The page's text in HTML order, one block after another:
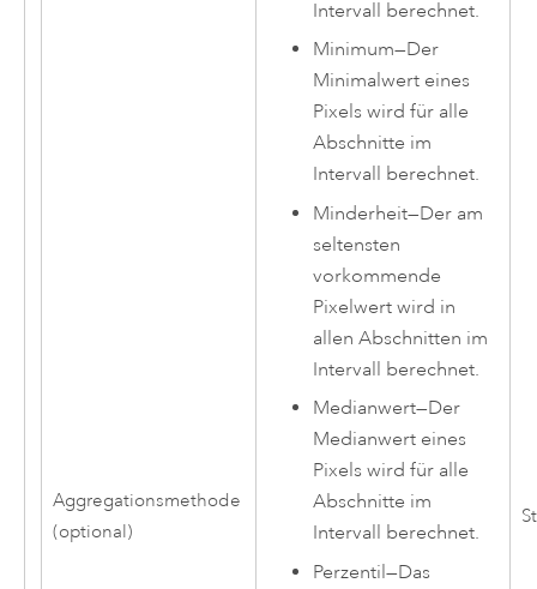
Aggregationsmethode
(optional)
Intervall berechnet.
Minimum—Der
Minimalwert eines
Pixels wird für alle
Abschnitte im
Intervall berechnet.
Minderheit—Der am
seltensten
vorkommende
Pixelwert wird in
allen Abschnitten im
Intervall berechnet.
Medianwert—Der
Medianwert eines
Pixels wird für alle
Abschnitte im
Intervall berechnet.
Perzentil—Das